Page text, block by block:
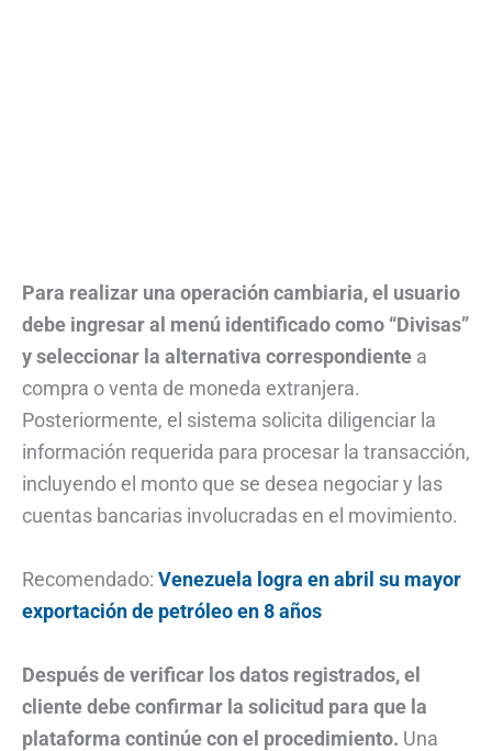
Para realizar una operación cambiaria, el usuario
debe ingresar al menú identificado como “Divisas”
y seleccionar la alternativa correspondiente a
compra o venta de moneda extranjera.
Posteriormente, el sistema solicita diligenciar la
información requerida para procesar la transacción,
incluyendo el monto que se desea negociar y las
cuentas bancarias involucradas en el movimiento.
Recomendado: Venezuela logra en abril su mayor
exportación de petróleo en 8 años
Después de verificar los datos registrados, el
cliente debe confirmar la solicitud para que la
plataforma continúe con el procedimiento. Una